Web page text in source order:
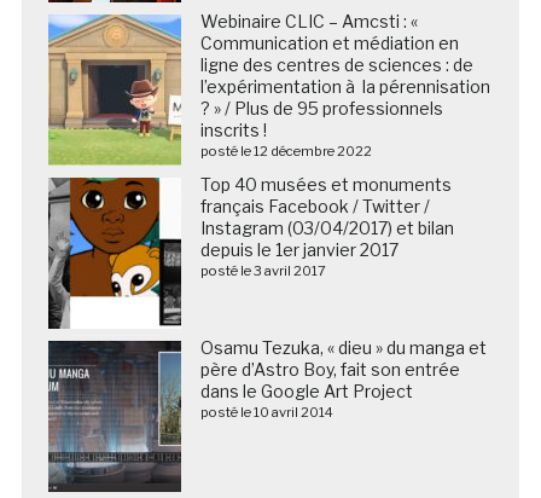
Webinaire CLIC – Amcsti : «
Communication et médiation en
ligne des centres de sciences : de
l’expérimentation à la pérennisation
? » / Plus de 95 professionnels
inscrits !
posté le 12 décembre 2022
Top 40 musées et monuments
français Facebook / Twitter /
Instagram (03/04/2017) et bilan
depuis le 1er janvier 2017
posté le 3 avril 2017
Osamu Tezuka, « dieu » du manga et
père d’Astro Boy, fait son entrée
dans le Google Art Project
posté le 10 avril 2014